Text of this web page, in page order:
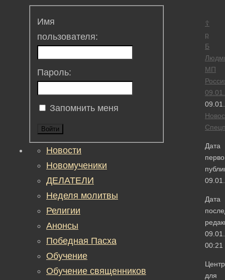
☦
р
Б
МП
Дата
Дата
00:21
для
Имя
пользователя:
Пароль:
Запомнить меня
Войти
Новости
Новомученики
ДЕЛАТЕЛИ
Неделя молитвы
Религии
Анонсы
Победная Пасха
Обучение
Обучение священников